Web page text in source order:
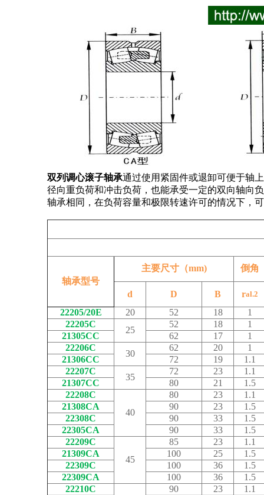
双列调心滚子轴承通过使用紧固件或退卸可便于轴
径向重负荷和冲击负荷，也能承受一定的双向轴向
轴承相同，在负荷容量和极限转速许可的情况下，
轴承型号
主要尺寸（mm) 倒角
d D B ral.2
22205/20E 20 52 18
1
22205C
25
52 18
1
21305CC
62 17
1
22206C
30
62 20
1
21306CC
72 19
1.1
22207C
35
72 23
1.1
21307CC
80 21
1.5
22208C
40
80 23
1.1
21308CA
90 23
1.5
22308C
90 33
1.5
22305CA
90 33
1.5
22209C
45
85 23
1.1
21309CA
100 25
1.5
22309C
100 36
1.5
22309CA
100 36
1.5
22210C
90 23
1.1